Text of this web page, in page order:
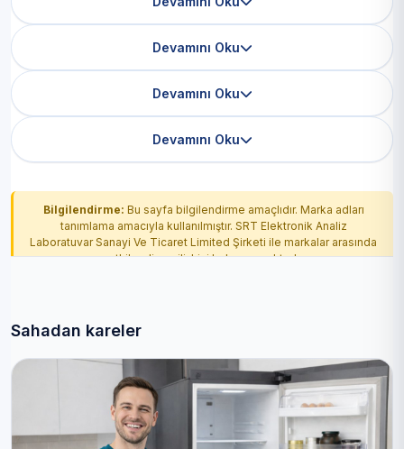
Devamını Oku
Devamını Oku
Devamını Oku
Bilgilendirme: Bu sayfa bilgilendirme amaçlıdır. Marka adları
tanımlama amacıyla kullanılmıştır. SRT Elektronik Analiz
Laboratuvar Sanayi Ve Ticaret Limited Şirketi ile markalar arasında
yetkilendirme ilişkisi bulunmamaktadır.
Sahadan kareler